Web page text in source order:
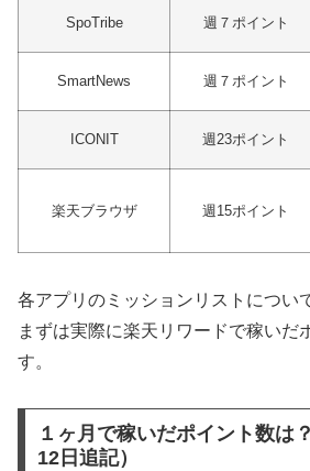
SpoTribe 週７ポイント
SmartNews 週７ポイント
ICONIT 週23ポイント
楽天ブラウザ 週15ポイント
各アプリのミッションリストについ
まずは実際に楽天リワードで稼いだ
す。
１ヶ月で稼いだポイント数は
12日追記）